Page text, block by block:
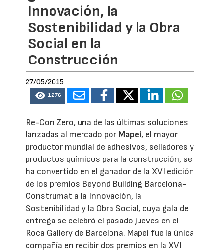
Innovación, la
Sostenibilidad y la Obra
Social en la
Construcción
27/05/2015
1276
Re-Con Zero, una de las últimas soluciones
lanzadas al mercado por Mapei, el mayor
productor mundial de adhesivos, selladores y
productos químicos para la construcción, se
ha convertido en el ganador de la XVI edición
de los premios Beyond Building Barcelona-
Construmat a la Innovación, la
Sostenibilidad y la Obra Social, cuya gala de
entrega se celebró el pasado jueves en el
Roca Gallery de Barcelona. Mapei fue la única
compañía en recibir dos premios en la XVI